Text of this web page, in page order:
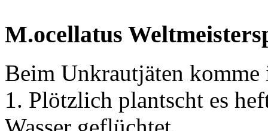
M.ocellatus
Beim Unkrautjäten komme
1. Plötzlich plantscht es